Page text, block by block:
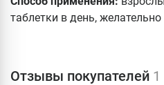
таблетки в день,
Отзывы покупателей 1